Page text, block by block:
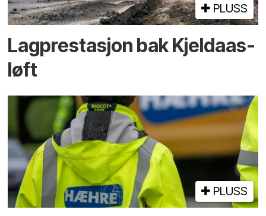
PLUSS
Lagprestasjon bak Kjeldaas-
løft
PLUSS